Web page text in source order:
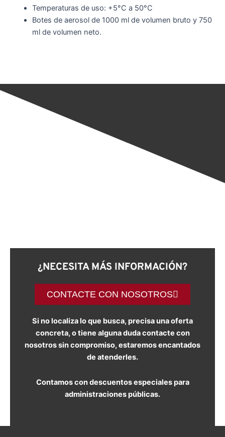
Temperaturas de uso: +5°C a 50°C
Botes de aerosol de 1000 ml de volumen bruto y 750
ml de volumen neto.
¿NECESITA MÁS INFORMACIÓN?
CONTACTE CON NOSOTROS
Si no localiza lo que busca, precisa una oferta
concreta, o tiene alguna duda contacte con
nosotros sin compromiso, estaremos encantados
de atenderles.
Contamos con descuentos especiales para
administraciones públicas.